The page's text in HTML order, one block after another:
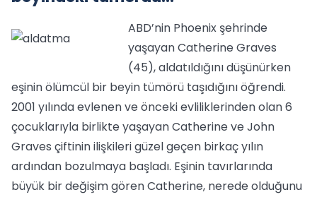
ABD’nin Phoenix şehrinde
yaşayan Catherine Graves
(45), aldatıldığını düşünürken
eşinin ölümcül bir beyin tümörü taşıdığını öğrendi.
2001 yılında evlenen ve önceki evliliklerinden olan 6
çocuklarıyla birlikte yaşayan Catherine ve John
Graves çiftinin ilişkileri güzel geçen birkaç yılın
ardından bozulmaya başladı. Eşinin tavırlarında
büyük bir değişim gören Catherine, nerede olduğunu